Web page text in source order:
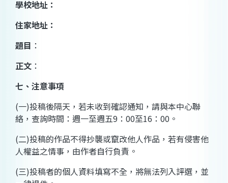
學校地址：
住家地址：
題目 ：
正文 ：
七、注意事項
(一)投稿後隔天，若未收到確認通知，請與本中心聯
絡，查詢時間：週一至週五9 ： 00至16 ： 00 。
(二)投稿的作品不得抄襲或竄改他人作品，若有侵害他
人權益之情事，由作者自行負責。
(三)投稿者的個人資料填寫不全，將無法列入評選，並